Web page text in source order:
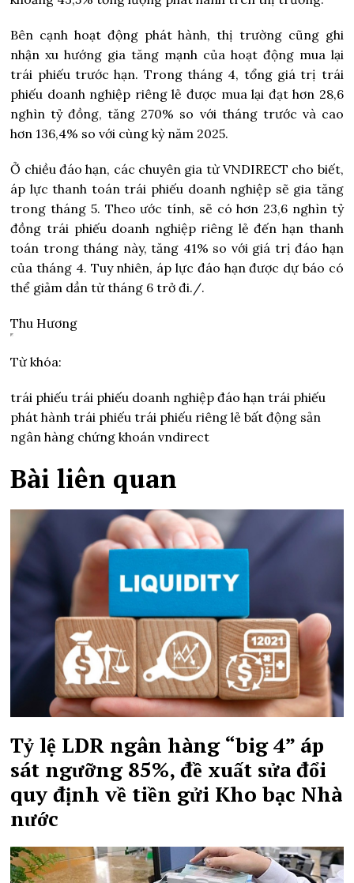
Bên cạnh hoạt động phát hành, thị trường cũng ghi
nhận xu hướng gia tăng mạnh của hoạt động mua lại
trái phiếu trước hạn. Trong tháng 4, tổng giá trị trái
phiếu doanh nghiệp riêng lẻ được mua lại đạt hơn 28,6
nghìn tỷ đồng, tăng 270% so với tháng trước và cao
hơn 136,4% so với cùng kỳ năm 2025.
Ở chiều đáo hạn, các chuyên gia từ VNDIRECT cho biết,
áp lực thanh toán trái phiếu doanh nghiệp sẽ gia tăng
trong tháng 5. Theo ước tính, sẽ có hơn 23,6 nghìn tỷ
đồng trái phiếu doanh nghiệp riêng lẻ đến hạn thanh
toán trong tháng này, tăng 41% so với giá trị đáo hạn
của tháng 4. Tuy nhiên, áp lực đáo hạn được dự báo có
thể giảm dần từ tháng 6 trở đi./.
Thu Hương
Từ khóa:
trái phiếu trái phiếu doanh nghiệp đáo hạn trái phiếu
phát hành trái phiếu trái phiếu riêng lẻ bất động sản
ngân hàng chứng khoán vndirect
Bài liên quan
Tỷ lệ LDR ngân hàng “big 4” áp
sát ngưỡng 85%, đề xuất sửa đổi
quy định về tiền gửi Kho bạc Nhà
nước